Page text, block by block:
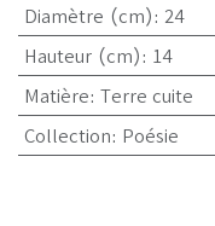
Diamètre (cm): 24
Hauteur (cm): 14
Matière: Terre cuite
Collection: Poésie